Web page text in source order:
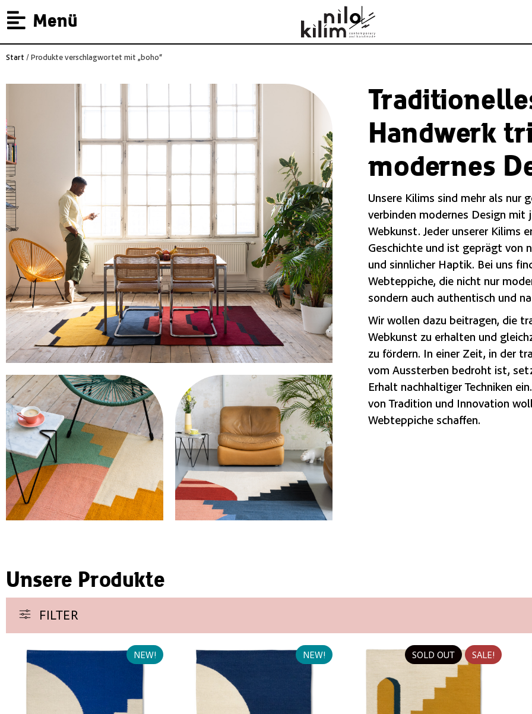
Menü
Start / Produkte verschlagwortet mit „boho“
Handwerk
modernes
Unsere Kilims sind mehr als nur
verbinden modernes Design mit
Webkunst. Jeder unserer Kilims
Geschichte und ist geprägt von
und sinnlicher Haptik. Bei uns
Webteppiche, die nicht nur
sondern auch authentisch und
Wir wollen dazu beitragen, die
Webkunst zu erhalten und
zu fördern. In einer Zeit, in der
vom Aussterben bedroht ist,
Erhalt nachhaltiger Techniken
von Tradition und Innovation
Webteppiche schaffen.
Unsere Produkte
FILTER
NEW! NEW! SOLD OUT SALE!